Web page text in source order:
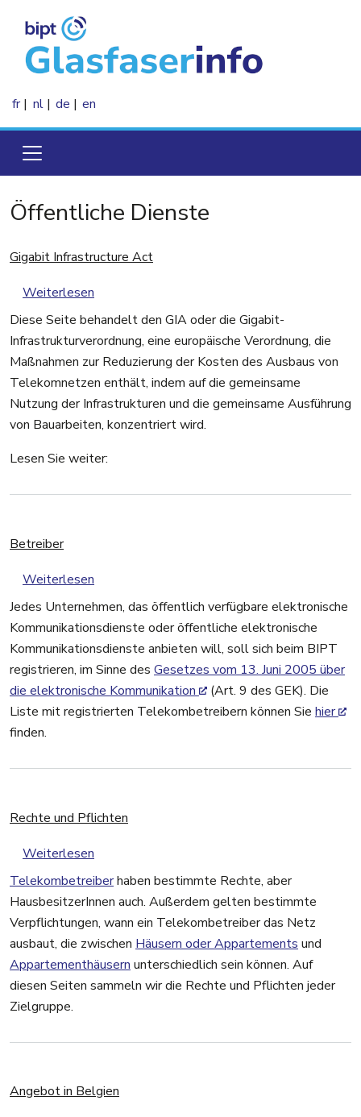
fr nl de en
Öffentliche Dienste
Gigabit Infrastructure Act
Weiterlesen
Diese Seite behandelt den GIA oder die Gigabit-
Infrastrukturverordnung, eine europäische Verordnung, die
Maßnahmen zur Reduzierung der Kosten des Ausbaus von
Telekomnetzen enthält, indem auf die gemeinsame
Nutzung der Infrastrukturen und die gemeinsame Ausführung
von Bauarbeiten, konzentriert wird.
Lesen Sie weiter:
Betreiber
Weiterlesen
Jedes Unternehmen, das öffentlich verfügbare elektronische
Kommunikationsdienste oder öffentliche elektronische
Kommunikationsdienste anbieten will, soll sich beim BIPT
registrieren, im Sinne des Gesetzes vom 13. Juni 2005 über
die elektronische Kommunikation
(Art. 9 des GEK). Die
Liste mit registrierten Telekombetreibern können Sie hier
finden.
Rechte und Pflichten
Weiterlesen
Telekombetreiberhaben bestimmte Rechte, aber
HausbesitzerInnen auch. Außerdem gelten bestimmte
Verpflichtungen, wann ein Telekombetreiber das Netz
ausbaut, die zwischen Häusern oder Appartements und
Appartementhäusern unterschiedlich sein können. Auf
diesen Seiten sammeln wir die Rechte und Pflichten jeder
Zielgruppe.
Angebot in Belgien